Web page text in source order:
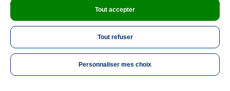
ME
Tout accepter
Tout refuser
Personnaliser mes choix